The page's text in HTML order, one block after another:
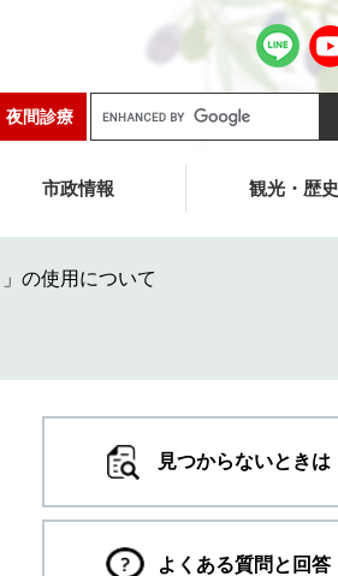
夜間診療
g
e
ス
市政情報 観光・歴史
の使用について
見つからないときは
よくある質問と回答